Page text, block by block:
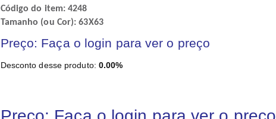
Código do item: 4248
Tamanho (ou Cor): 63X63
Preço: Faça o login para ver o preço
Desconto desse produto: 0.00%